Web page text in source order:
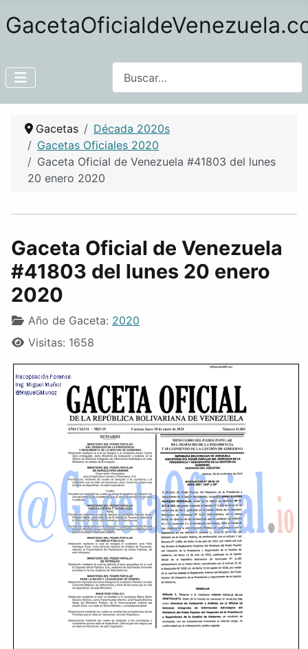
Gacetas
Década 2020s
Gacetas Oficiales 2020
Gaceta Oficial de Venezuela #41803 del lunes
20 enero 2020
Gaceta Oficial de Venezuela
#41803 del lunes 20 enero
2020
Año de Gaceta: 2020
Visitas: 1658